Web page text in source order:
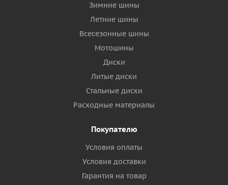
Зимние шины
Летние шины
Всесезонные шины
Мотошины
Диски
Литые диски
Стальные диски
Расходные материалы
Покупателю
Условия оплаты
Условия доставки
Гарантия на товар